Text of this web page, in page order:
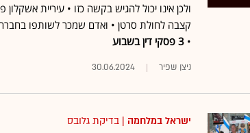
ולכן אינו יכול להגיש בקשה כזו • עיריית
קצבה לחולת סרטן • ואדם שמכר לשותפו
• 3 פסקי דין בשבוע
ניצן שפיר 30.06.2024
ישראל במלחמה | בדיקת גלובס